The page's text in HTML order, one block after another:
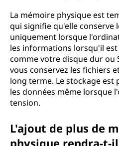
La mémoire physique est
qui signifie qu'elle conserve
uniquement lorsque
les informations lorsqu'il est
comme votre disque dur ou
vous conservez les fichiers
long terme. Le stockage est
les données même lorsque
tension.
L'ajout de plus de
physique rendra-t-